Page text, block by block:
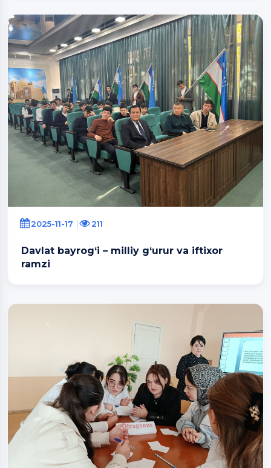
2025-11-17 211
Davlat bayrog‘i – milliy g‘urur va iftixor
ramzi